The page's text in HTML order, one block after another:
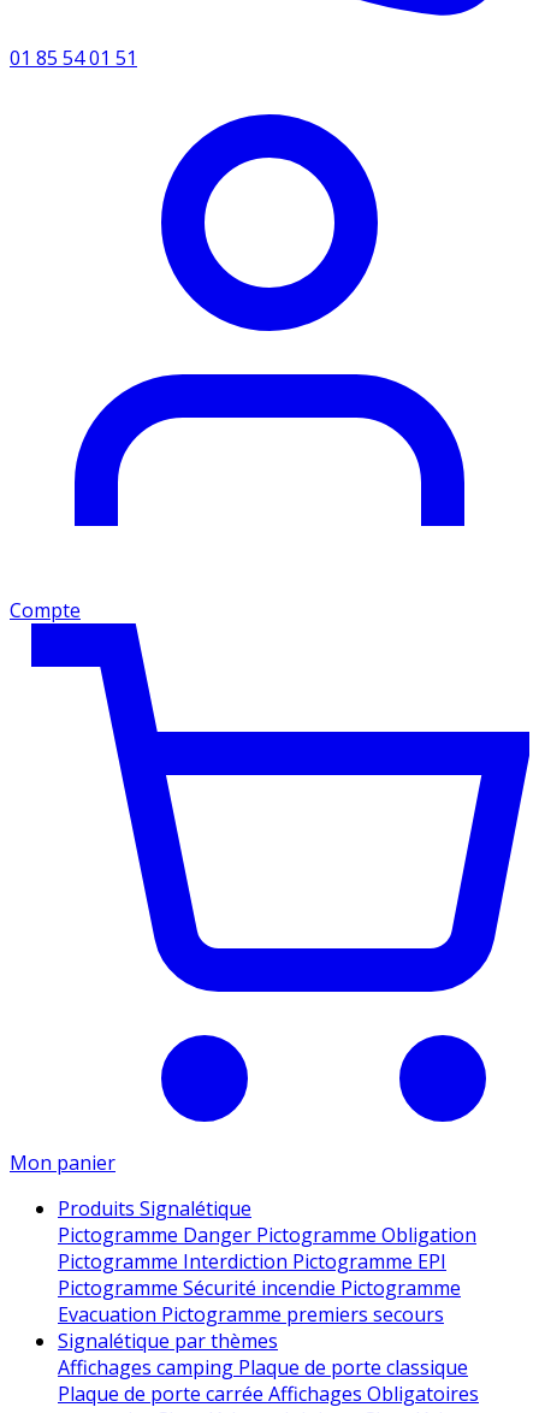
01 85 54 01 51
Compte
Mon panier
Produits Signalétique
Pictogramme Danger Pictogramme Obligation
Pictogramme Interdiction Pictogramme EPI
Pictogramme Sécurité incendie Pictogramme
Evacuation Pictogramme premiers secours
Signalétique par thèmes
Affichages camping Plaque de porte classique
Plaque de porte carrée Affichages Obligatoires